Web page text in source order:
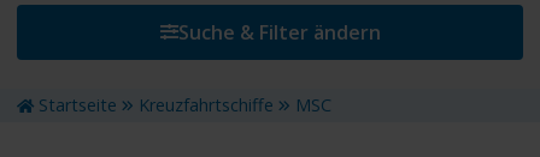
Suche & Filter ändern
Startseite Kreuzfahrtschiffe MSC